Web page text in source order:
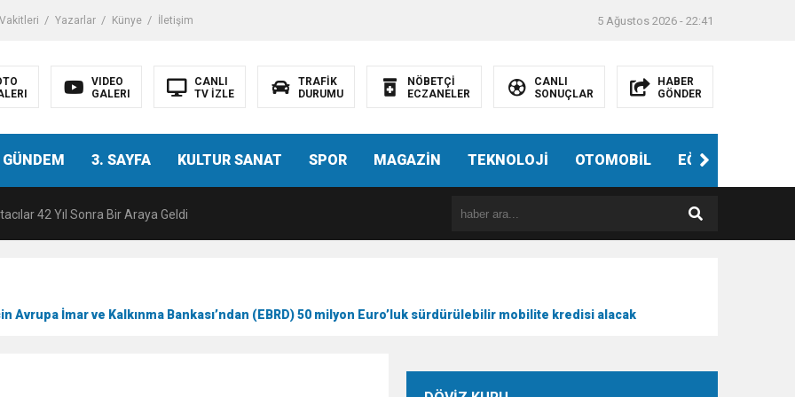
Yazarlar Künye İletişim 5 Ağustos 2026 - 22:41
VIDEO
GALERI
CANLI
TV İZLE
TRAFİK
DURUMU
NÖBETÇİ
ECZANELER
CANLI
SONUÇLAR
HABER
GÖNDER
3. SAYFA KULTUR SANAT SPOR MAGAZİN TEKNOLOJİ OTOMOBİL EĞİTİM
Tanıdığı İsim: Abdulrezak Kaldan Torbalı Yolunda
42 Yıl Sonra Bir Araya Geldi
29 ülkeden 2606 sporcu katılacak
İmar ve Kalkınma Bankası’ndan (EBRD) 50 milyon Euro’luk sürdürülebilir mobilite kredisi alacak